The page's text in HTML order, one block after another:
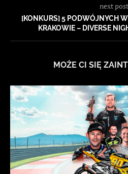
next post
[KONKURS] 5 PODWÓJNYCH
KRAKOWIE – DIVERSE
MOŻE CI SIĘ